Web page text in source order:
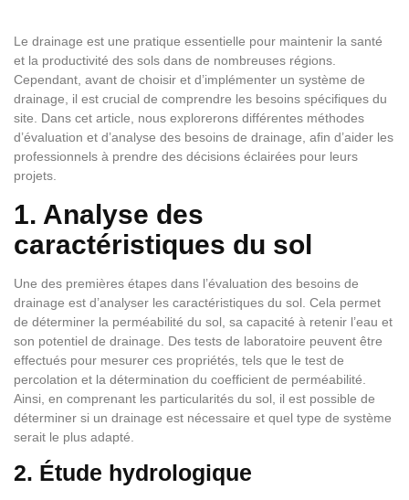
Le drainage est une pratique essentielle pour maintenir la santé
et la productivité des sols dans de nombreuses régions.
Cependant, avant de choisir et d’implémenter un système de
drainage, il est crucial de comprendre les besoins spécifiques du
site. Dans cet article, nous explorerons différentes méthodes
d’évaluation et d’analyse des besoins de drainage, afin d’aider les
professionnels à prendre des décisions éclairées pour leurs
projets.
1. Analyse des
caractéristiques du sol
Une des premières étapes dans l’évaluation des besoins de
drainage est d’analyser les caractéristiques du sol. Cela permet
de déterminer la perméabilité du sol, sa capacité à retenir l’eau et
son potentiel de drainage. Des tests de laboratoire peuvent être
effectués pour mesurer ces propriétés, tels que le test de
percolation et la détermination du coefficient de perméabilité.
Ainsi, en comprenant les particularités du sol, il est possible de
déterminer si un drainage est nécessaire et quel type de système
serait le plus adapté.
2. Étude hydrologique